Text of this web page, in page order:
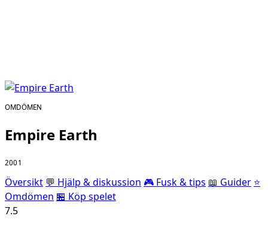
OMDÖMEN
Empire Earth
2001
Översikt 💬 Hjälp & diskussion 🎮 Fusk & tips 📖 Guider ⭐
Omdömen 🏪 Köp spelet
7.5